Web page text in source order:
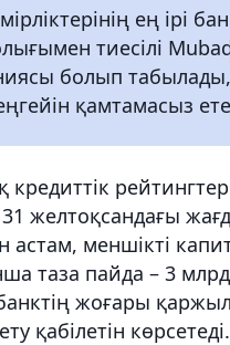
ең ірі
тиесілі
болып
қамтамасыз
желтоқсандағы
меншікті
таза пайда – 3
жоғары
қабілетін көрсетеді.